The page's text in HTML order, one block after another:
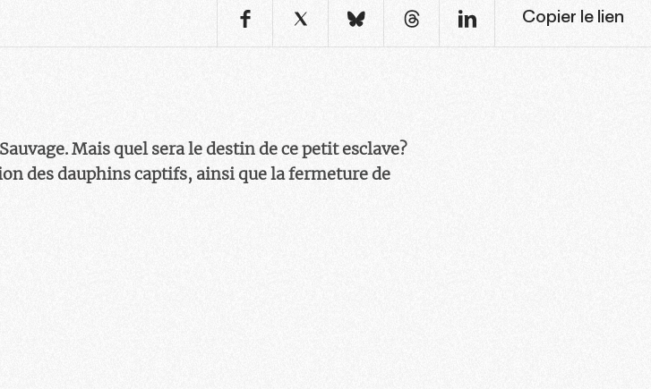
Copier le lien
Mais quel sera le destin de ce petit esclave?
des dauphins captifs, ainsi que la fermeture de